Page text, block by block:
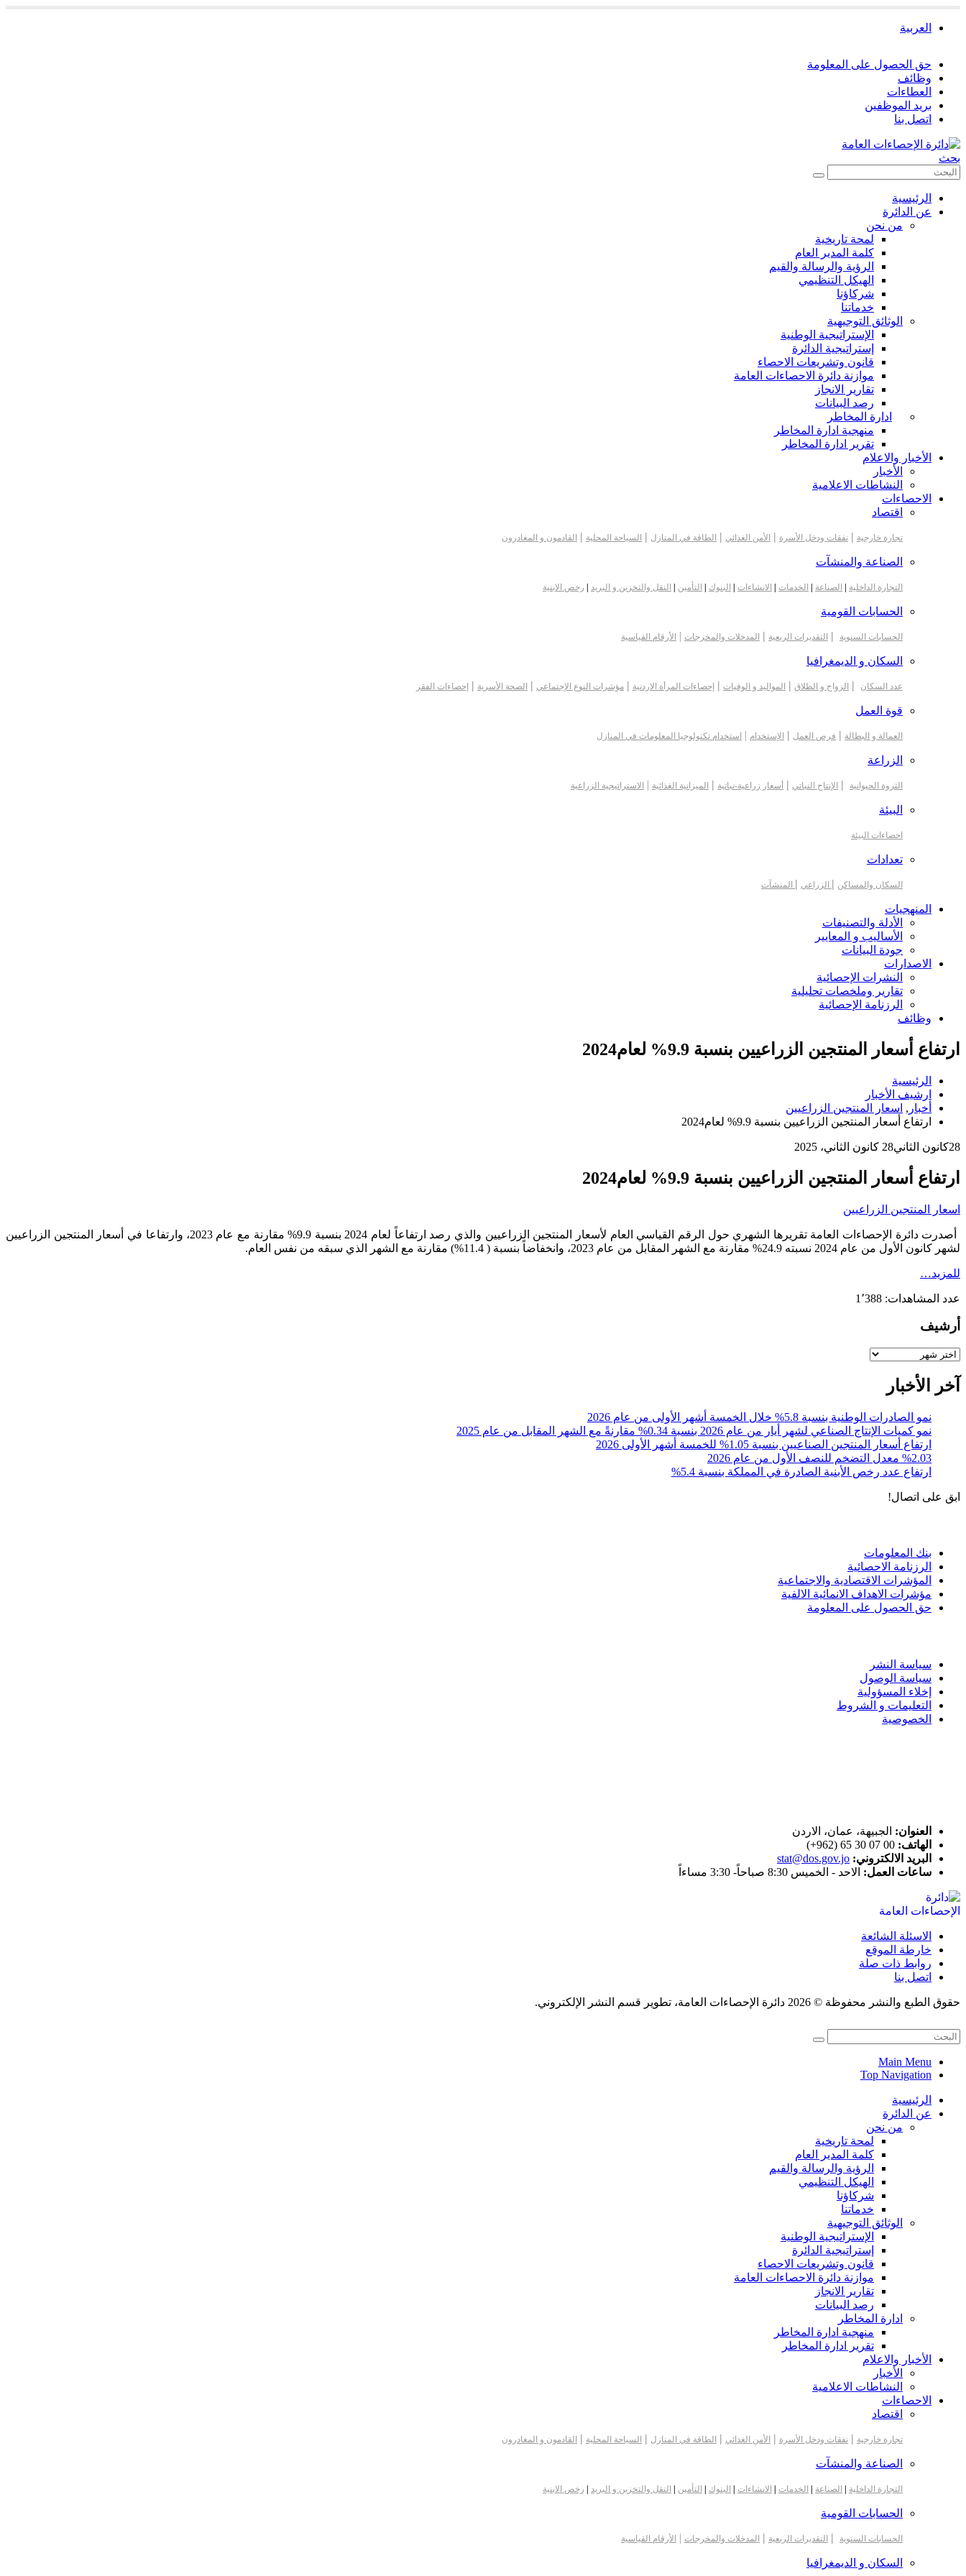
العربية
حق الحصول على المعلومة
وظائف
العطاءات
بريد الموظفين
اتصل بنا
بحث
الرئيسية
عن الدائرة
من نحن
لمحة تاريخية
كلمة المدير العام
الرؤية والرسالة والقيم
الهيكل التنظيمي
شركاؤنا
خدماتنا
الوثائق التوجيهية
الإستراتيجية الوطنية
إستراتيجية الدائرة
قانون وتشريعات الاحصاء
موازنة دائرة الاحصاءات العامة
تقارير الانجاز
رصد البيانات
ادارة المخاطر
منهجية ادارة المخاطر
تقرير ادارة المخاطر
الأخبار والاعلام
الأخبار
النشاطات الاعلامية
الاحصاءات
اقتصاد
تجارة خارجية | نفقات ودخل الأسرة | الأمن الغذائي | الطاقة في المنازل | السياحة المحلية | القادمون و المغادرون
الصناعة والمنشآت
التجارة الداخلية الصناعة الخدمات الانشاءات البنوك التأمين النقل والتخزين و البريد رخص الابنية
الحسابات القومية
الحسابات السنوية | التقديرات الربعية | المدخلات والمخرجات | الأرقام القياسية
السكان و الديمغرافيا
عدد السكان | الزواج و الطلاق | المواليد و الوفيات | إحصاءات المرأة الاردنية | مؤشرات النوع الإجتماعي | الصحة الأسرية | إحصاءات الفقر
قوة العمل
العمالة و البطالة | فرص العمل | الإستخدام | استخدام تكنولوجيا المعلومات في المنازل
الزراعة
الثروة الحيوانية | الإنتاج النباتي | أسعار زراعية-نباتية | الميزانية الغذائية | الاستراتيجية الزراعية
البيئة
احصاءات البيئة
تعدادات
السكان والمساكن | الزراعي | المنشآت
المنهجيات
الأدلة والتصنيفات
الأساليب و المعايير
جودة البيانات
الاصدارات
النشرات الإحصائية
تقارير وملخصات تحليلية
الرزنامة الإحصائية
وظائف
ارتفاع أسعار المنتجين الزراعيين بنسبة 9.9% لعام2024
الرئيسية
ارشيف الأخبار
أخبار , اسعار المنتجين الزراعيين
ارتفاع أسعار المنتجين الزراعيين بنسبة 9.9% لعام2024
28كانون الثاني28 كانون الثاني، 2025
ارتفاع أسعار المنتجين الزراعيين بنسبة 9.9% لعام2024
اسعار المنتجين الزراعيين
أصدرت دائرة الإحصاءات العامة تقريرها الشهري حول الرقم القياسي العام لأسعار المنتجين الزراعيين والذي رصد ارتفاعاً لعام 2024 بنسبة 9.9% مقارنة مع عام 2023، وارتفاعا في أسعار المنتجين الزراعيين
لشهر كانون الأول من عام 2024 نسبته 24.9% مقارنة مع الشهر المقابل من عام 2023، وانخفاضاً بنسبة ( 11.4%) مقارنة مع الشهر الذي سبقه من نفس العام.
للمزيد…
عدد المشاهدات: 1٬388
أرشيف
أرشيف
آخر الأخبار
نمو الصادرات الوطنية بنسبة 5.8% خلال الخمسة أشهر الأولى من عام 2026
نمو كميات الإنتاج الصناعي لشهر أيار من عام 2026 بنسبة 0.34% مقارنةً مع الشهر المقابل من عام 2025
ارتفاع أسعار المنتجين الصناعيين بنسبة 1.05% للخمسة أشهر الأولى 2026
%2.03 معدل التضخم للنصف الأول من عام 2026
ارتفاع عدد رخص الأبنية الصادرة في المملكة بنسبة 5.4%
ابق على اتصال!
بنك المعلومات
الرزنامة الاحصائية
المؤشرات الاقتصادية والاجتماعية
مؤشرات الاهداف الانمائية الالفية
حق الحصول على المعلومة
سياسة النشر
سياسة الوصول
إخلاء المسؤولية
التعليمات و الشروط
الخصوصية
العنوان: الجبيهة، عمان، الاردن
الهاتف: 00 07 30 65 (962+)
البريد الالكتروني: stat@dos.gov.jo
ساعات العمل: الاحد - الخميس 8:30 صباحاً- 3:30 مساءاً
الاسئلة الشائعة
خارطة الموقع
روابط ذات صلة
اتصل بنا
حقوق الطبع والنشر محفوظة © 2026 دائرة الإحصاءات العامة، تطوير قسم النشر الإلكتروني.
Main Menu
Top Navigation
الرئيسية
عن الدائرة
من نحن
لمحة تاريخية
كلمة المدير العام
الرؤية والرسالة والقيم
الهيكل التنظيمي
شركاؤنا
خدماتنا
الوثائق التوجيهية
الإستراتيجية الوطنية
إستراتيجية الدائرة
قانون وتشريعات الاحصاء
موازنة دائرة الاحصاءات العامة
تقارير الانجاز
رصد البيانات
ادارة المخاطر
منهجية ادارة المخاطر
تقرير ادارة المخاطر
الأخبار والاعلام
الأخبار
النشاطات الاعلامية
الاحصاءات
اقتصاد
تجارة خارجية | نفقات ودخل الأسرة | الأمن الغذائي | الطاقة في المنازل | السياحة المحلية | القادمون و المغادرون
الصناعة والمنشآت
التجارة الداخلية | الصناعة | الخدمات | الانشاءات | البنوك | التأمين | النقل والتخزين و البريد | رخص الابنية
الحسابات القومية
الحسابات السنوية | التقديرات الربعية | المدخلات والمخرجات | الأرقام القياسية
السكان و الديمغرافيا